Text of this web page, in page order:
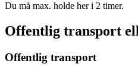
Du må max. holde her i 2 timer.
Offentlig transport
Offentlig transport